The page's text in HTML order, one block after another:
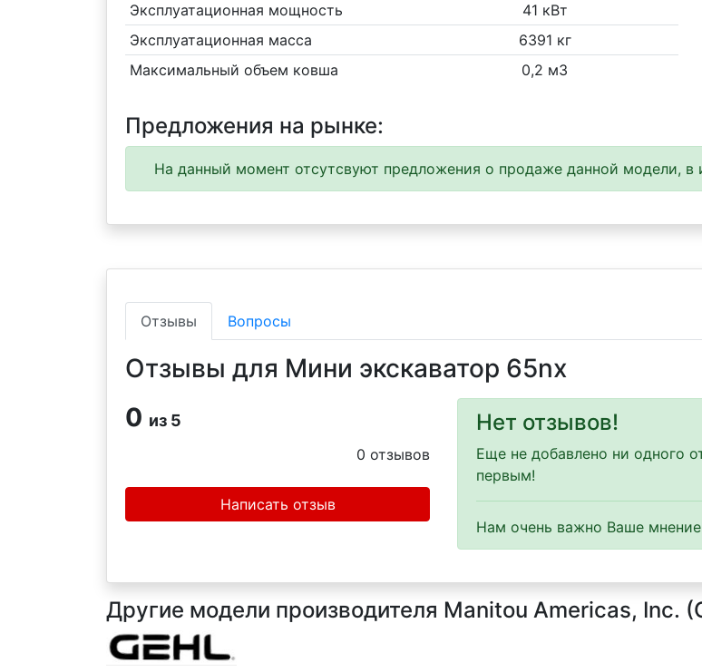
Эксплуатационная мощность
41 кВт
Эксплуатационная масса
6391 кг
Максимальный объем ковша
0,2 м3
Предложения на рынке:
На данный момент отсутсвуют предложения о продаже данной модели, в
Отзывы Вопросы
Отзывы для Мини экскаватор 65nx
0 из 5
0 отзывов
Написать отзыв
Нет отзывов!
Еще не добавлено ни одного
первым!
Нам очень важно Ваше
Другие модели производителя Manitou Americas, Inc.